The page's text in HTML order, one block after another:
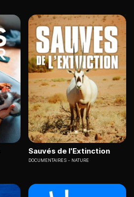
Sauvés de l'Extinction
DOCUMENTAIRES NATURE